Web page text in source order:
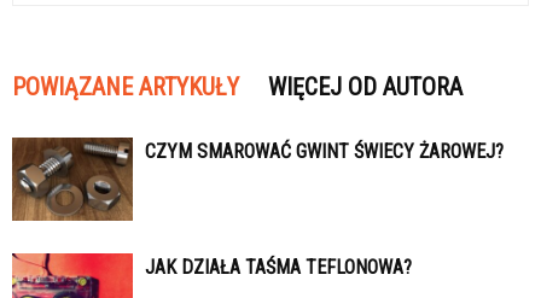
POWIĄZANE ARTYKUŁY WIĘCEJ OD AUTORA
CZYM SMAROWAĆ GWINT ŚWIECY ŻAROWEJ?
JAK DZIAŁA TAŚMA TEFLONOWA?